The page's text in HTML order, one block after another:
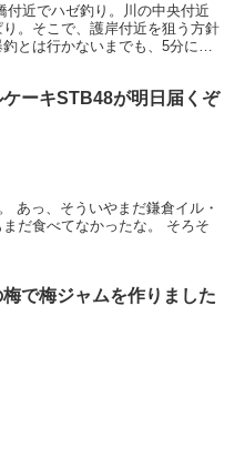
付近でハゼ釣り。川の中央付近
。そこで、護岸付近を狙う方針
とは行かないまでも、5分に一
ケーキSTB48が明日届くぞ
あっ、そういやまだ鎌倉イル・
だ食べてなかったな。 そろそ
で梅ジャムを作りました